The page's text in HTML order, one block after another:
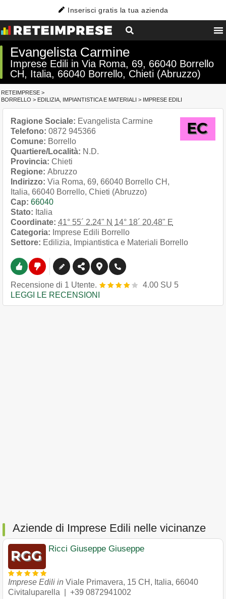
Inserisci gratis la tua azienda
Evangelista Carmine
Imprese Edili in Via Roma, 69, 66040 Borrello
CH, Italia, 66040 Borrello, Chieti (Abruzzo)
RETEIMPRESE >
BORRELLO > EDILIZIA, IMPIANTISTICA E MATERIALI > IMPRESE EDILI
Ragione Sociale: Evangelista Carmine
Telefono: 0872 945366
Comune: Borrello
Quartiere/Località: N.D.
Provincia: Chieti
Regione: Abruzzo
Indirizzo: Via Roma, 69, 66040 Borrello CH,
Italia, 66040 Borrello, Chieti (Abruzzo)
Cap: 66040
Stato: Italia
Coordinate: 41° 55´ 2.24" N 14° 18´ 20.48" E
Categoria: Imprese Edili Borrello
Settore: Edilizia, Impiantistica e Materiali Borrello
Recensione di 1 Utente. 4.00 SU 5
LEGGI LE RECENSIONI
Aziende di Imprese Edili nelle vicinanze
Ricci Giuseppe Giuseppe
Imprese Edili in Viale Primavera, 15 CH, Italia, 66040
Civitaluparella
+39 0872941002